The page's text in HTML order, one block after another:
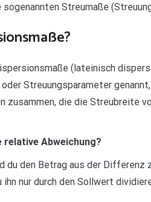
Streumaße
(lateinisch
Streuungsparameter
zusammen, die die Streubreite
relative Abweichung?
du den Betrag aus der
nur durch den Sollwert